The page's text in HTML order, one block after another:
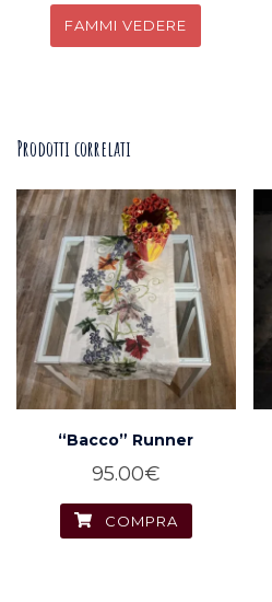
GUARDA
più
varianti.
Le
opzioni
possono
essere
scelte
nella
pagina
prodotto
Prodotti correlati
“Bacco” Runner
95.00€
COMPRA